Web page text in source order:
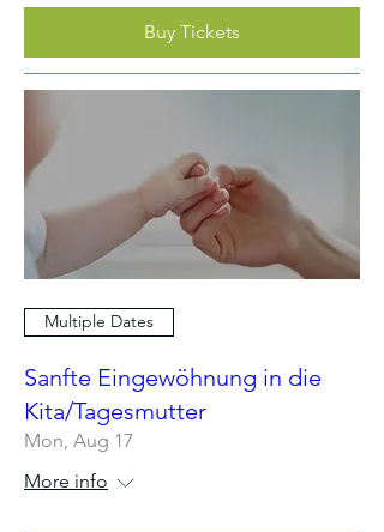
Buy Tickets
Multiple Dates
Sanfte Eingewöhnung in die
Kita/Tagesmutter
Mon, Aug 17
More info